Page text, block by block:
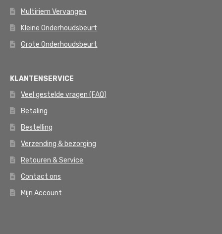
Multiriem Vervangen
Kleine Onderhoudsbeurt
Grote Onderhoudsbeurt
KLANTENSERVICE
Veel gestelde vragen (FAQ)
Betaling
Bestelling
Verzending & bezorging
Retouren & Service
Contact ons
Mijn Account